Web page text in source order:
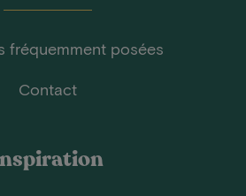
fréquemment posées
Contact